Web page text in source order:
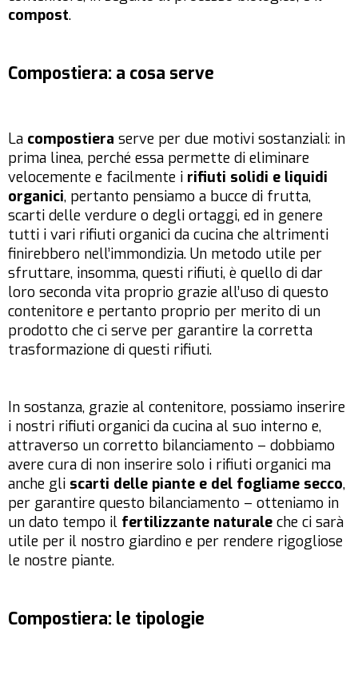
compost.
Compostiera: a cosa serve
La compostiera serve per due motivi sostanziali: in
prima linea, perché essa permette di eliminare
velocemente e facilmente i rifiuti solidi e liquidi
organici, pertanto pensiamo a bucce di frutta,
scarti delle verdure o degli ortaggi, ed in genere
tutti i vari rifiuti organici da cucina che altrimenti
finirebbero nell’immondizia. Un metodo utile per
sfruttare, insomma, questi rifiuti, è quello di dar
loro seconda vita proprio grazie all’uso di questo
contenitore e pertanto proprio per merito di un
prodotto che ci serve per garantire la corretta
trasformazione di questi rifiuti.
In sostanza, grazie al contenitore, possiamo inserire
i nostri rifiuti organici da cucina al suo interno e,
attraverso un corretto bilanciamento – dobbiamo
avere cura di non inserire solo i rifiuti organici ma
anche gli scarti delle piante e del fogliame secco,
per garantire questo bilanciamento – otteniamo in
un dato tempo il fertilizzante naturale che ci sarà
utile per il nostro giardino e per rendere rigogliose
le nostre piante.
Compostiera: le tipologie